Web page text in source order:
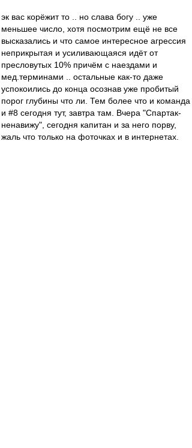
эк вас корёжит то .. но слава богу .. уже
меньшее число, хотя посмотрим ещё не все
высказались и что самое интересное агрессия
неприкрытая и усиливающаяся идёт от
пресловутых 10% причём с наездами и
мед.терминами .. остальные как-то даже
успокоились до конца осознав уже пробитый
порог глубины что ли. Тем более что и команда
и #8 сегодня тут, завтра там. Вчера "Спартак-
ненавижу", сегодня капитан и за него порву,
жаль что только на фоточках и в интернетах.